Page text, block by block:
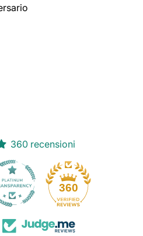
360 recensioni
360